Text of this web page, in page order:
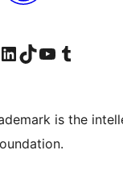
bezoeken
Instagram account
Bezoek ons LinkedIn account
Bezoek ons TikTok account
Bezoek ons YouTube kanaalBezoek ons Tumblr account
is the